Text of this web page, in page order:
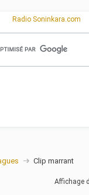
Radio Soninkara.com
Clip marrant
Affichage